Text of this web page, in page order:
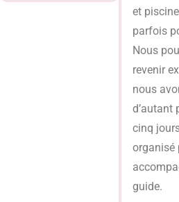
et
parfois
Nous
revenir
nous
d’autant
cinq
organisé
guide.